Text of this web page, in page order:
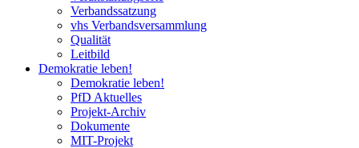
Verbandssatzung
vhs Verbandsversammlung
Qualität
Leitbild
Demokratie leben!
Demokratie leben!
PfD Aktuelles
Projekt-Archiv
Dokumente
MIT-Projekt